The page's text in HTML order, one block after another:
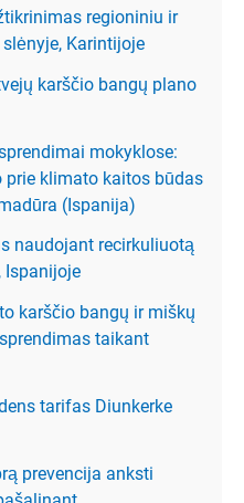
regioniniu ir
Karintijoje
karščio bangų plano
mokyklose:
klimato kaitos būdas
(Ispanija)
naudojant recirkuliuotą
Ispanijoje
karščio bangų ir miškų
taikant
tarifas Diunkerke
prevencija anksti